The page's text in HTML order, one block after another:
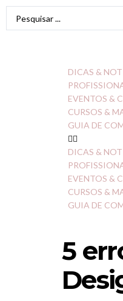
DICAS &
EVENTOS &
CURSOS &
GUIA DE
DICAS &
EVENTOS &
CURSOS &
GUIA DE
5